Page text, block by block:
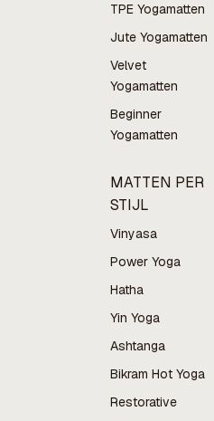
TPE Yogamatten
Jute Yogamatten
Velvet
Yogamatten
Beginner
Yogamatten
MATTEN PER
STIJL
Vinyasa
Power Yoga
Hatha
Yin Yoga
Ashtanga
Bikram Hot Yoga
Restorative